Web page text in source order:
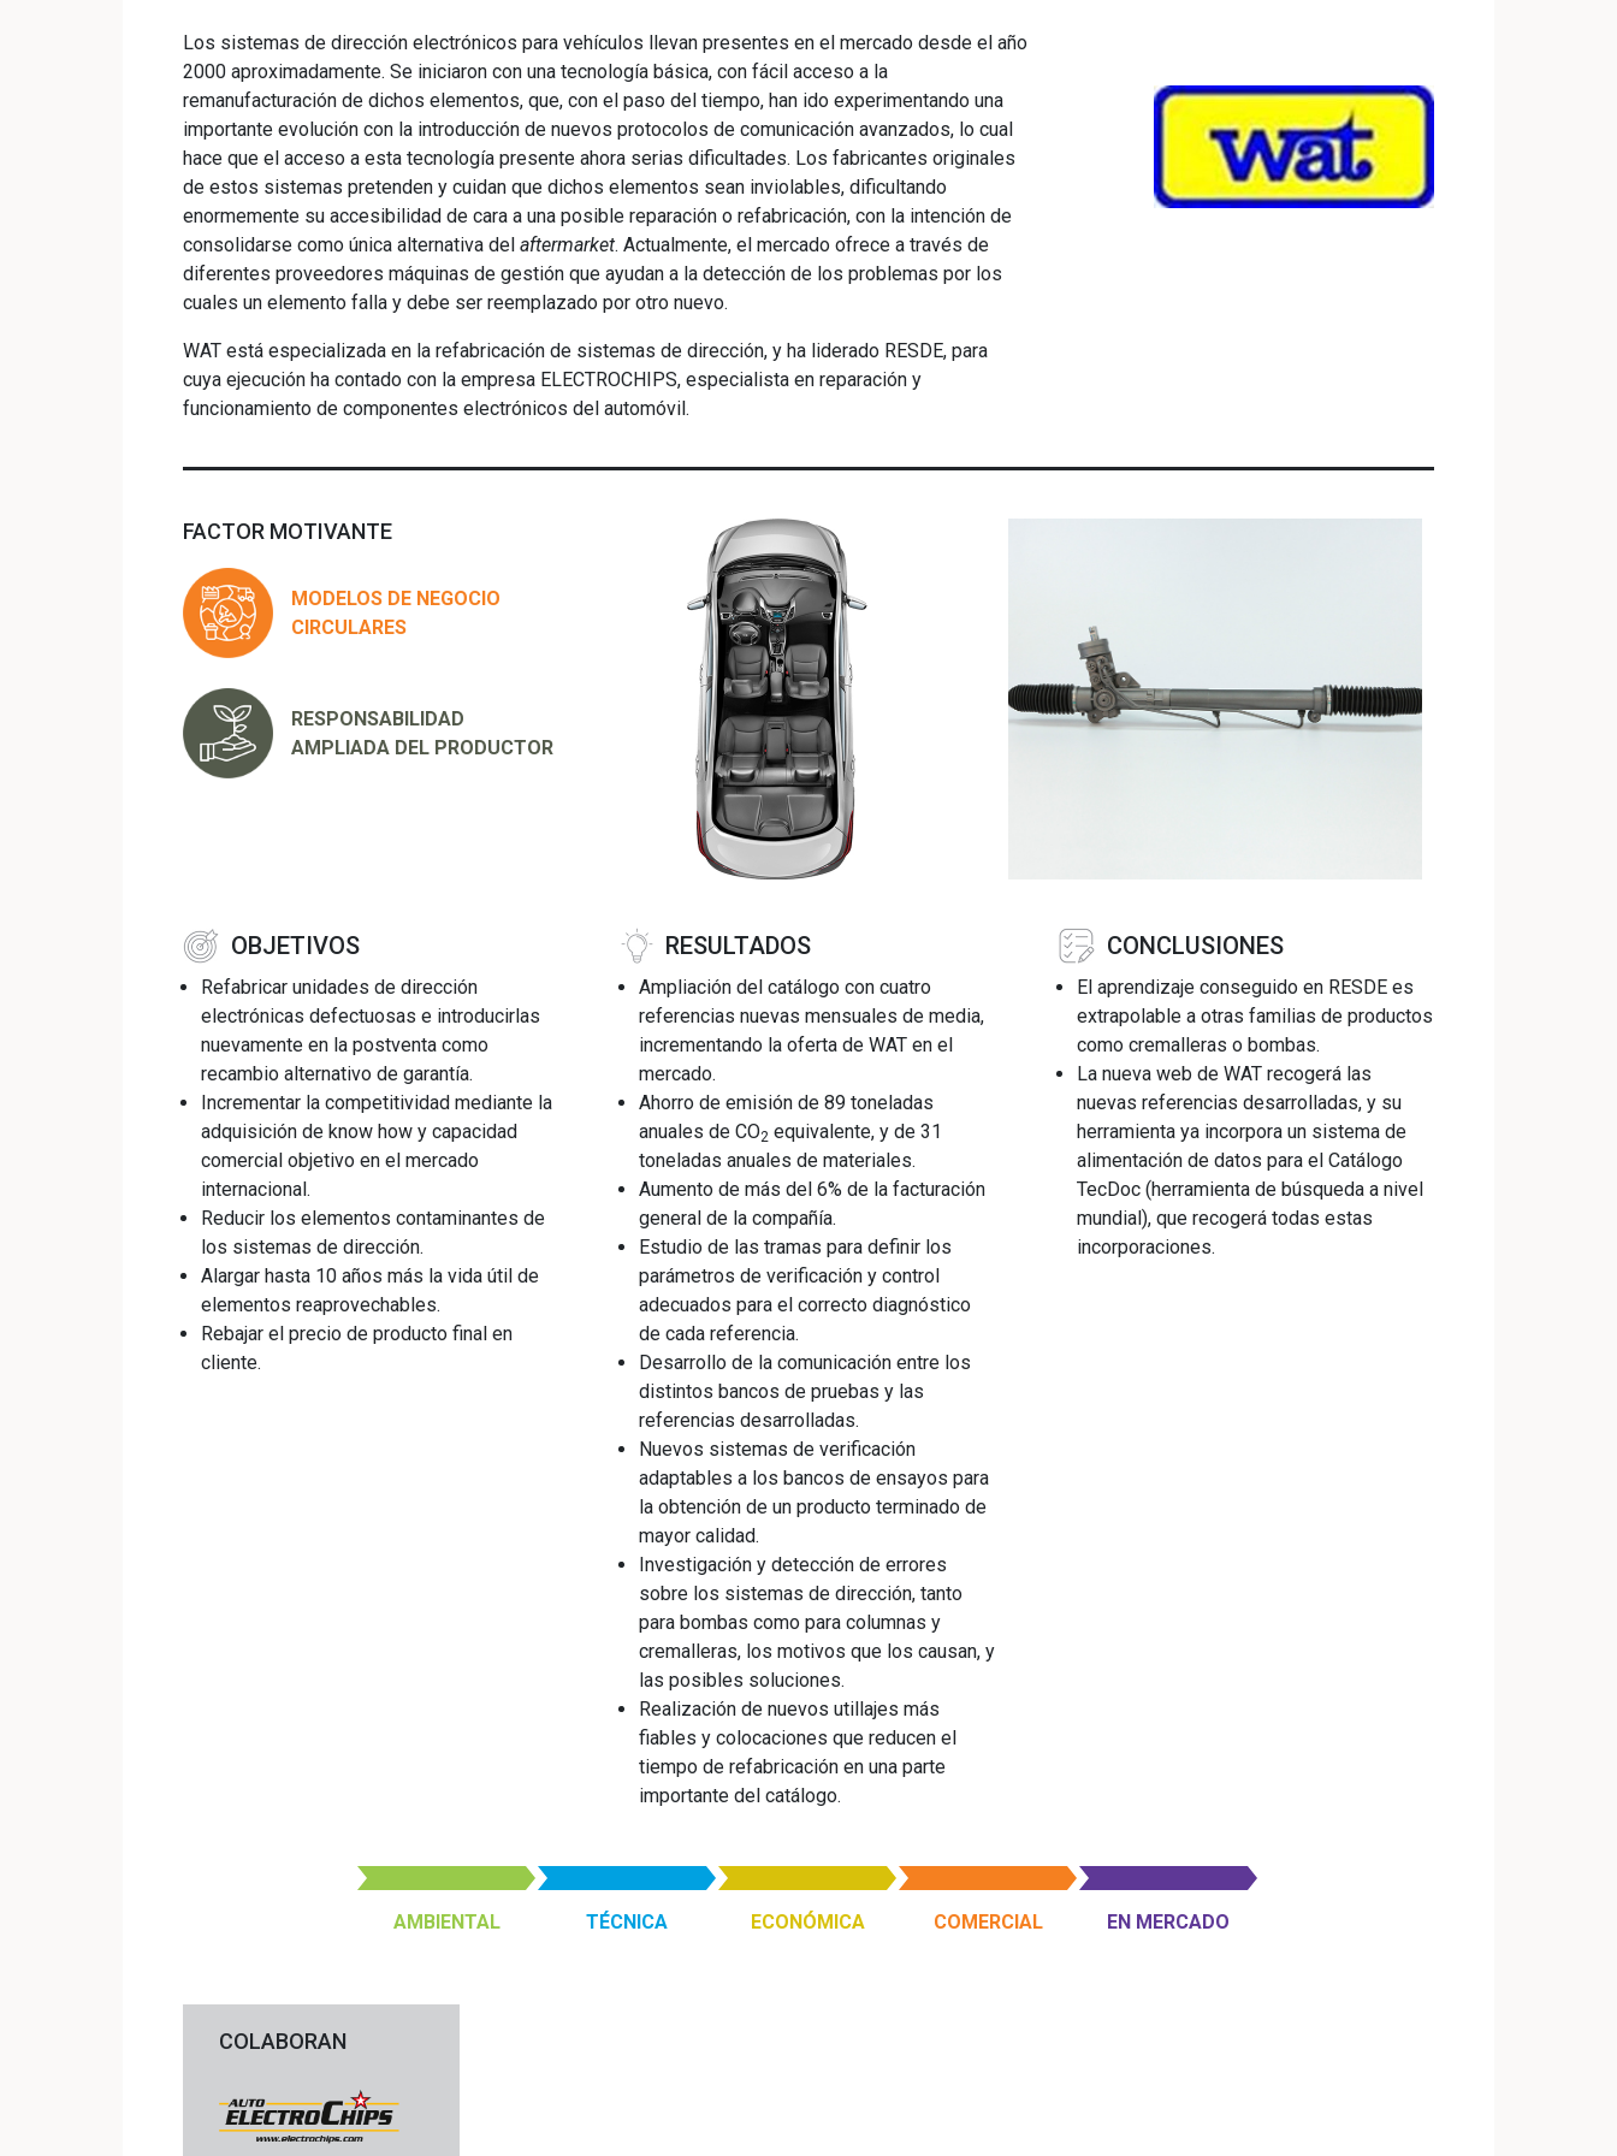
Los sistemas de dirección electrónicos para vehículos llevan presentes en el mercado desde el año
2000 aproximadamente. Se iniciaron con una tecnología básica, con fácil acceso a la
remanufacturación de dichos elementos, que, con el paso del tiempo, han ido experimentando una
importante evolución con la introducción de nuevos protocolos de comunicación avanzados, lo cual
hace que el acceso a esta tecnología presente ahora serias dificultades. Los fabricantes originales
de estos sistemas pretenden y cuidan que dichos elementos sean inviolables, dificultando
enormemente su accesibilidad de cara a una posible reparación o refabricación, con la intención de
consolidarse como única alternativa del aftermarket. Actualmente, el mercado ofrece a través de
diferentes proveedores máquinas de gestión que ayudan a la detección de los problemas por los
cuales un elemento falla y debe ser reemplazado por otro nuevo.
WAT está especializada en la refabricación de sistemas de dirección, y ha liderado RESDE, para
cuya ejecución ha contado con la empresa ELECTROCHIPS, especialista en reparación y
funcionamiento de componentes electrónicos del automóvil.
FACTOR MOTIVANTE
MODELOS DE NEGOCIO
CIRCULARES
RESPONSABILIDAD
AMPLIADA DEL PRODUCTOR
OBJETIVOS
Refabricar unidades de dirección
electrónicas defectuosas e introducirlas
nuevamente en la postventa como
recambio alternativo de garantía.
Incrementar la competitividad mediante la
adquisición de know how y capacidad
comercial objetivo en el mercado
internacional.
Reducir los elementos contaminantes de
los sistemas de dirección.
Alargar hasta 10 años más la vida útil de
elementos reaprovechables.
Rebajar el precio de producto final en
cliente.
RESULTADOS
Ampliación del catálogo con cuatro
referencias nuevas mensuales de media,
incrementando la oferta de WAT en el
mercado.
Ahorro de emisión de 89 toneladas
anuales de CO2 equivalente, y de 31
toneladas anuales de materiales.
Aumento de más del 6% de la facturación
general de la compañía.
Estudio de las tramas para definir los
parámetros de verificación y control
adecuados para el correcto diagnóstico
de cada referencia.
Desarrollo de la comunicación entre los
distintos bancos de pruebas y las
referencias desarrolladas.
Nuevos sistemas de verificación
adaptables a los bancos de ensayos para
la obtención de un producto terminado de
mayor calidad.
Investigación y detección de errores
sobre los sistemas de dirección, tanto
para bombas como para columnas y
cremalleras, los motivos que los causan, y
las posibles soluciones.
Realización de nuevos utillajes más
fiables y colocaciones que reducen el
tiempo de refabricación en una parte
importante del catálogo.
CONCLUSIONES
El aprendizaje conseguido en RESDE es
extrapolable a otras familias de productos
como cremalleras o bombas.
La nueva web de WAT recogerá las
nuevas referencias desarrolladas, y su
herramienta ya incorpora un sistema de
alimentación de datos para el Catálogo
TecDoc (herramienta de búsqueda a nivel
mundial), que recogerá todas estas
incorporaciones.
AMBIENTAL TÉCNICA ECONÓMICA COMERCIAL EN MERCADO
COLABORAN